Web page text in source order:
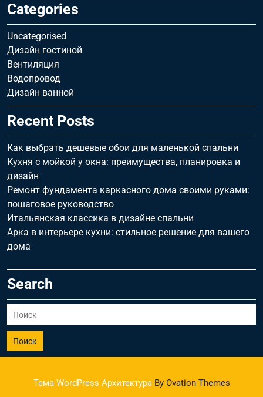
Categories
Uncategorised
Дизайн гостиной
Вентиляция
Водопровод
Дизайн ванной
Recent Posts
Как выбрать дешевые обои для маленькой спальни
Кухня с мойкой у окна: преимущества, планировка и
дизайн
Ремонт фундамента каркасного дома своими руками:
пошаговое руководство
Итальянская классика в дизайне спальни
Арка в интерьере кухни: стильное решение для вашего
дома
Search
Поиск
Тема WordPress АрхитектураBy Ovation Themes